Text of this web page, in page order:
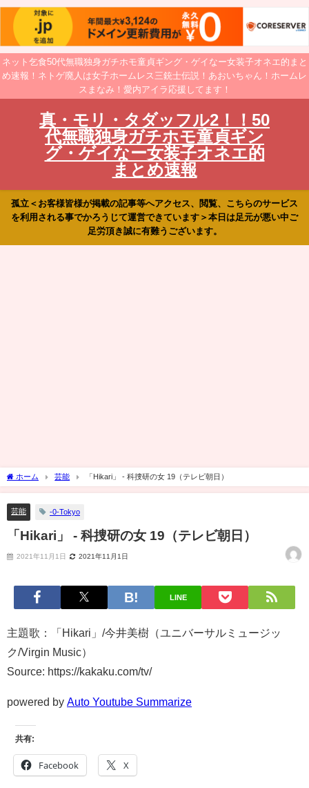
ネット乞食50代無職独身ガチホモ童貞ギング・ゲイなー女装子オネエ的まと
め速報！ネトゲ廃人は女子ホームレス三銃士伝説！あおいちゃん！ホームレ
スまなみ！愛内アイラ応援してます！
真・モリ・タダッフル2！！50
代無職独身ガチホモ童貞ギン
グ・ゲイなー女装子オネエ的
まとめ速報
孤立＜お客様皆様が掲載の記事等へアクセス、閲覧、こちらのサービス
を利用される事でかろうじて運営できています＞本日は足元が悪い中ご
足労頂き誠に有難うございます。
ホーム 芸能 「Hikari」 - 科捜研の女 19（テレビ朝日）
芸能 -0-Tokyo
「Hikari」 - 科捜研の女 19（テレビ朝日）
2021年11月1日 2021年11月1日
LINE
主題歌：「Hikari」/今井美樹（ユニバーサルミュージッ
ク/Virgin Music）
Source: https://kakaku.com/tv/
powered by Auto Youtube Summarize
共有:
Facebook X